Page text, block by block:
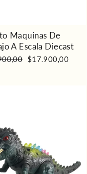
Maquinas De
A Escala Diecast
Precio
$17.900,00